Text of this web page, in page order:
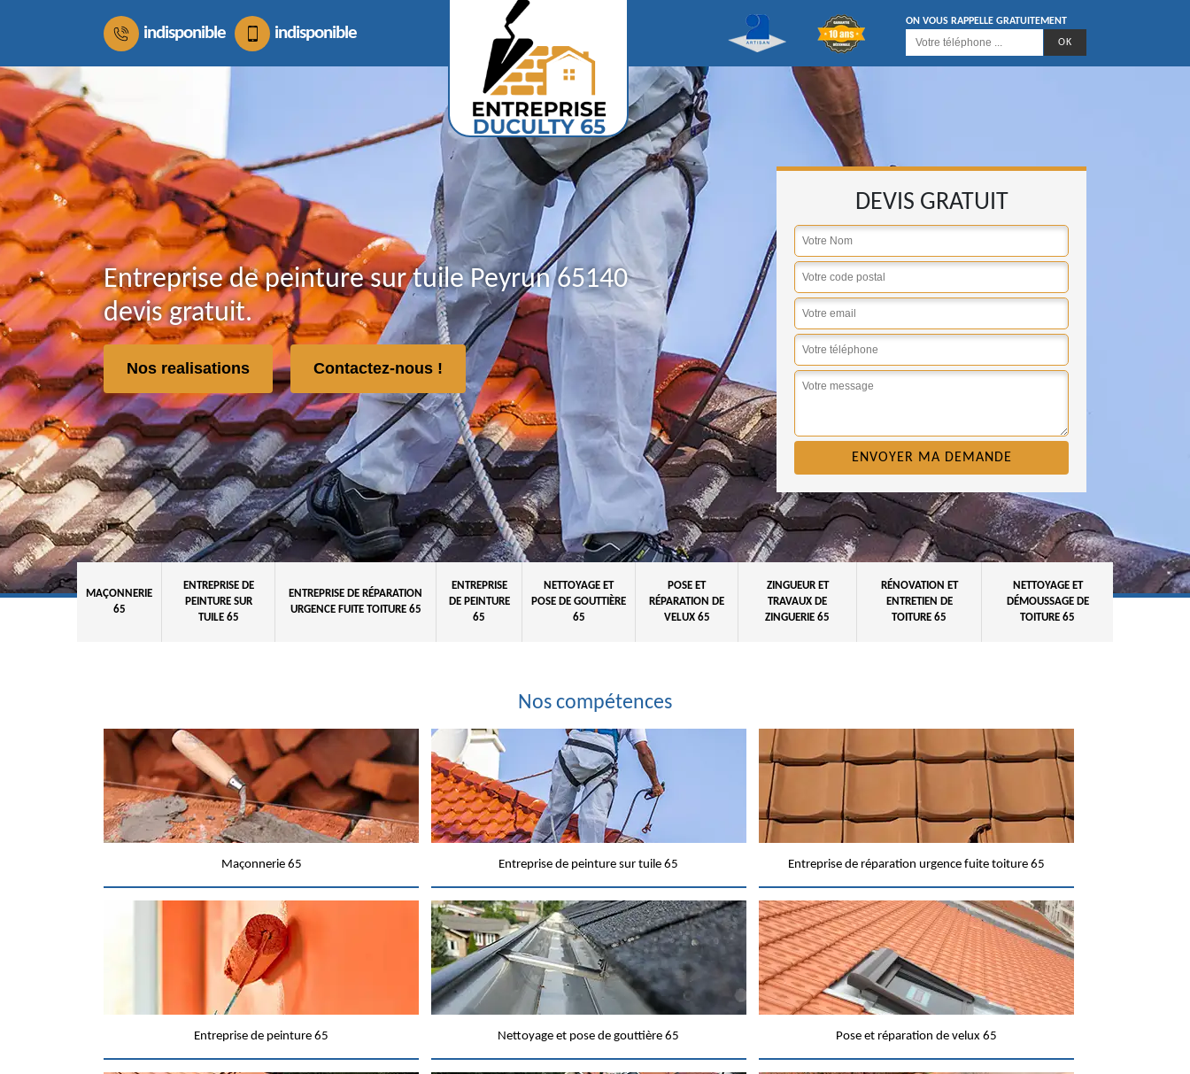
indisponible indisponible
ON VOUS RAPPELLE GRATUITEMENT
Entreprise de peinture sur tuile Peyrun 65140
devis gratuit.
Nos realisations Contactez-nous !
DEVIS GRATUIT
MAÇONNERIE
65
ENTREPRISE DE
PEINTURE SUR
TUILE 65
ENTREPRISE DE RÉPARATION
URGENCE FUITE TOITURE 65
ENTREPRISE
DE PEINTURE
65
NETTOYAGE ET
POSE DE GOUTTIÈRE
65
POSE ET
RÉPARATION DE
VELUX 65
ZINGUEUR ET
TRAVAUX DE
ZINGUERIE 65
RÉNOVATION ET
ENTRETIEN DE
TOITURE 65
NETTOYAGE ET
DÉMOUSSAGE DE
TOITURE 65
Nos compétences
Maçonnerie 65 Entreprise de peinture sur tuile 65 Entreprise de réparation urgence fuite toiture 65
Entreprise de peinture 65 Nettoyage et pose de gouttière 65 Pose et réparation de velux 65